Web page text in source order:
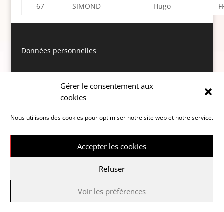
Gérer le consentement aux
cookies
Nous utilisons des cookies pour optimiser notre site web et notre service.
Accepter les cookies
Refuser
Voir les préférences
67 SIMOND Hugo
Données personnelles
CGU Politique de cookies (UE)